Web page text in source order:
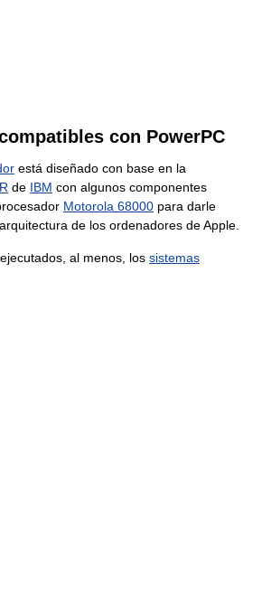
con PowerPC
está diseñado con base en la
de IBM con algunos componentes
Motorola 68000 para darle
de los ordenadores de Apple.
al menos, los sistemas